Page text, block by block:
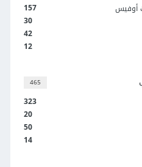
157
أوفيس
30
42
12
465
323
20
50
14